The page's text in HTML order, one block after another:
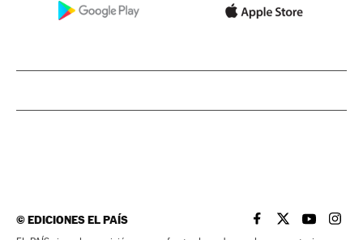
©EDICIONES EL PAÍS EL PAÍS BRASIL EN
EL PAÍSEL PAÍS
EL